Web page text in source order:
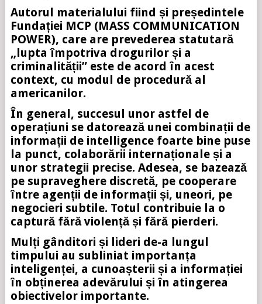
Autorul materialului fiind și președintele
Fundației MCP (MASS COMMUNICATION
POWER), care are prevederea statutară
„lupta împotriva drogurilor și a
criminalității” este de acord în acest
context, cu modul de procedură al
americanilor.
În general, succesul unor astfel de
operațiuni se datorează unei combinații de
informații de intelligence foarte bine puse
la punct, colaborării internaționale și a
unor strategii precise. Adesea, se bazează
pe supraveghere discretă, pe cooperare
între agenții de informații și, uneori, pe
negocieri subtile. Totul contribuie la o
captură fără violență și fără pierderi.
Mulți gânditori și lideri de-a lungul
timpului au subliniat importanța
inteligenței, a cunoașterii și a informației
în obținerea adevărului și în atingerea
obiectivelor importante.